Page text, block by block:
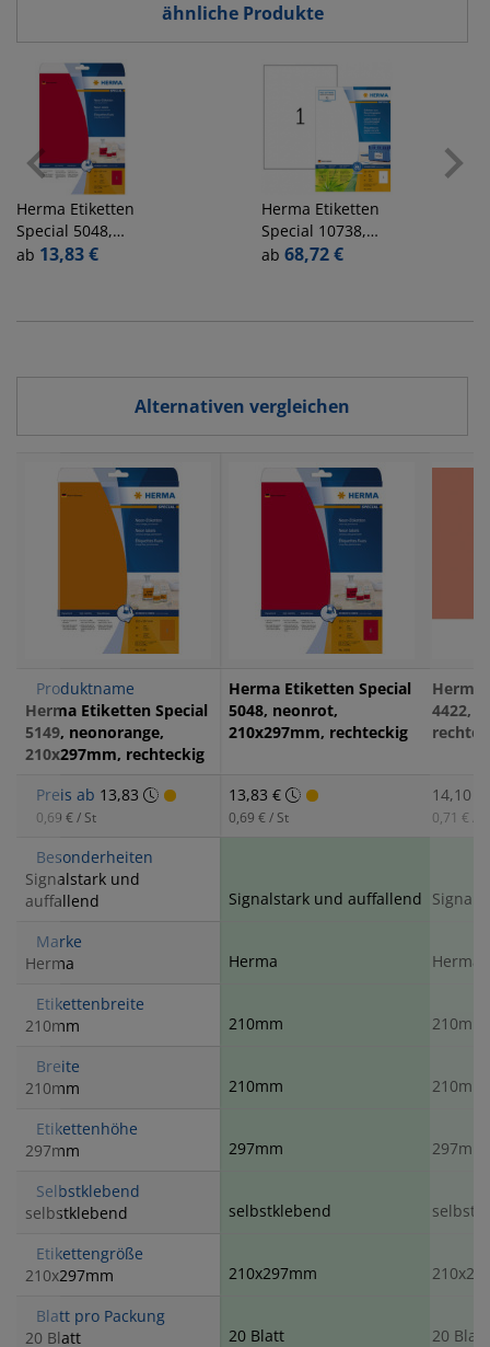
ähnliche Produkte
Herma Etiketten
Special 5048,
neonrot,
ab 13,83 €
Herma Etiketten
Special 10738,
weiß,
ab 68,72 €
Alternativen vergleichen
Produktname
Herma Etiketten Special
5149, neonorange,
210x297mm, rechteckig
Herma Etiketten Special
5048, neonrot,
210x297mm, rechteckig
Herma
4422,
Preis ab 13,83
0,69 € / St
13,83 €
0,69 € / St
14,10 €
0,71 € /
Besonderheiten
Signalstark und
auffallend
Signalstark und auffallend
Marke
Herma
Herma Herma
Etikettenbreite
210mm
210mm 210mm
Breite
210mm
210mm 210mm
Etikettenhöhe
297mm
297mm 297mm
Selbstklebend
selbstklebend
selbstklebend
Etikettengröße
210x297mm
210x297mm
Blatt pro Packung
20 Blatt
20 Blatt 20 Blatt